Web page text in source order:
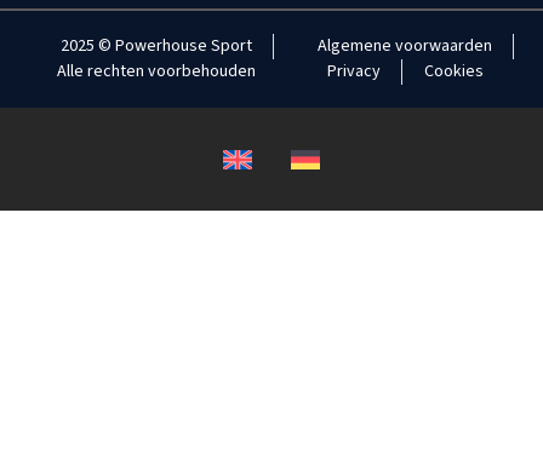
2025 © Powerhouse Sport
Alle rechten voorbehouden
Algemene voorwaarden
Privacy
Cookies